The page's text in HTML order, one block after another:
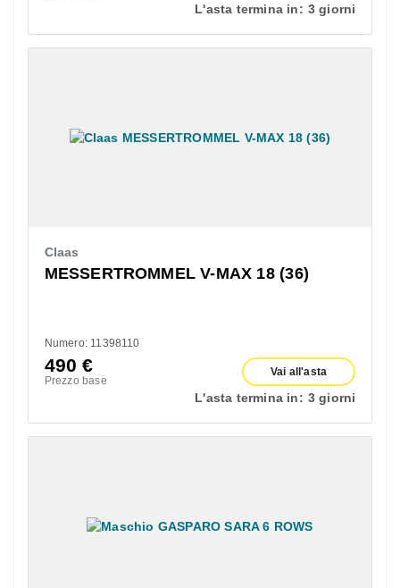
L'asta termina in: 3 giorni
Claas
MESSERTROMMEL V-MAX 18 (36)
Numero: 11398110
490€
Prezzo base
Vai all'asta
L'asta termina in: 3 giorni